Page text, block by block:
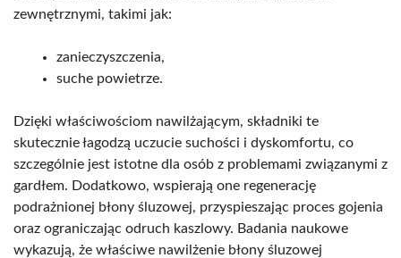
zewnętrznymi, takimi jak:
zanieczyszczenia,
suche powietrze.
Dzięki właściwościom nawilżającym, składniki te
skutecznie łagodzą uczucie suchości i dyskomfortu, co
szczególnie jest istotne dla osób z problemami związanymi z
gardłem. Dodatkowo, wspierają one regenerację
podrażnionej błony śluzowej, przyspieszając proces gojenia
oraz ograniczając odruch kaszlowy. Badania naukowe
wykazują, że właściwe nawilżenie błony śluzowej